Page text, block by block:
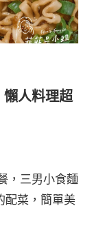
人料理超
，三男小食麵
配菜，簡單美